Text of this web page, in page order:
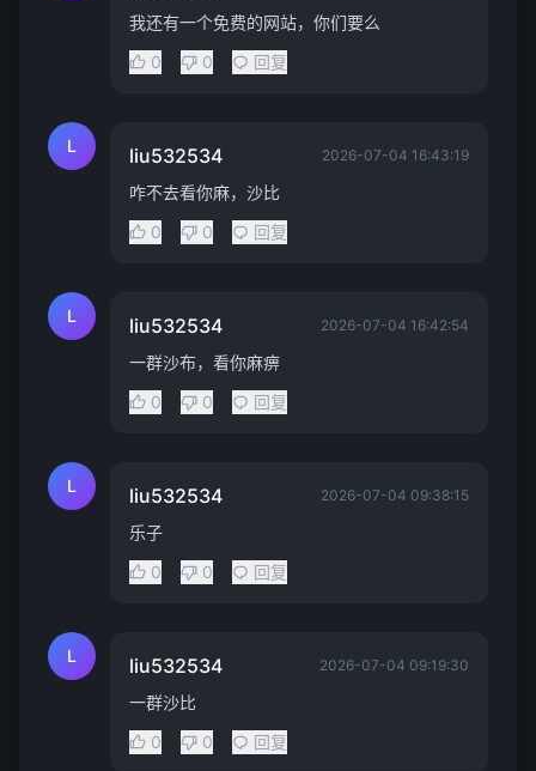
我还有一个免费的网站，你们要么
0
0 回复
L liu532534 2026-07-04 16:43:19
咋不去看你麻，沙比
0
0 回复
L liu532534 2026-07-04 16:42:54
一群沙布，看你麻痹
0
0 回复
L liu532534 2026-07-04 09:38:15
乐子
0
0 回复
L liu532534 2026-07-04 09:19:30
一群沙比
0
0 回复